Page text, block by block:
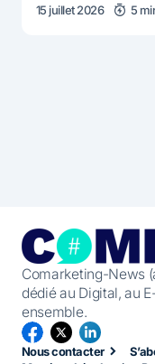
15 juillet 2026 5
Comarketing-News
dédié au Digital, au
ensemble.
Nous contacter